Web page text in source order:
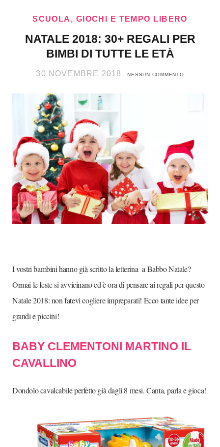
SCUOLA, GIOCHI E TEMPO LIBERO
NATALE 2018: 30+ REGALI PER
BIMBI DI TUTTE LE ETÀ
30 NOVEMBRE 2018 NESSUN COMMENTO
I vostri bambini hanno già scritto la letterina a Babbo Natale?
Ormai le feste si avvicinano ed è ora di pensare ai regali per questo
Natale 2018: non fatevi cogliere impreparati! Ecco tante idee per
grandi e piccini!
BABY CLEMENTONI MARTINO IL
CAVALLINO
Dondolo cavalcabile perfetto già dagli 8 mesi. Canta, parla e gioca!